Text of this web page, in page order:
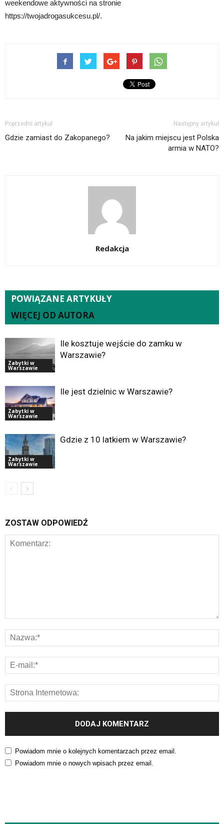
weekendowe aktywności na stronie
https://twojadrogasukcesu.pl/.
Poprzedni artykuł
Gdzie zamiast do Zakopanego?
Następny artykuł
Na jakim miejscu jest Polska
armia w NATO?
Redakcja
POWIĄZANE ARTYKUŁY
WIĘCEJ OD AUTORA
Zabytki w
Warszawie
Ile kosztuje wejście do zamku w
Warszawie?
Zabytki w
Warszawie
Ile jest dzielnic w Warszawie?
Zabytki w
Warszawie
Gdzie z 10 latkiem w Warszawie?
ZOSTAW ODPOWIEDŹ
Powiadom mnie o kolejnych komentarzach przez email.
Powiadom mnie o nowych wpisach przez email.